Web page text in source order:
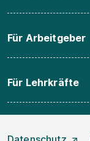
Für Arbeitgeber
Für Lehrkräfte